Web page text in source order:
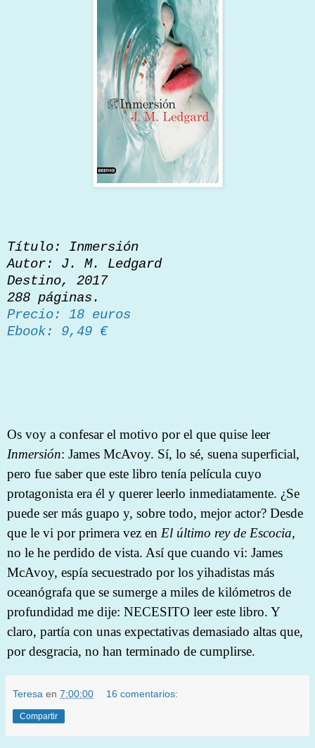
Título: Inmersión
Autor: J. M. Ledgard
Destino, 2017
288 páginas.
Precio: 18 euros
Ebook: 9,49 €
Os voy a confesar el motivo por el que quise leer
Inmersión: James McAvoy. Sí, lo sé, suena superficial,
pero fue saber que este libro tenía película cuyo
protagonista era él y querer leerlo inmediatamente. ¿Se
puede ser más guapo y, sobre todo, mejor actor? Desde
que le vi por primera vez en El último rey de Escocia,
no le he perdido de vista. Así que cuando vi: James
McAvoy, espía secuestrado por los yihadistas más
oceanógrafa que se sumerge a miles de kilómetros de
profundidad me dije: NECESITO leer este libro. Y
claro, partía con unas expectativas demasiado altas que,
por desgracia, no han terminado de cumplirse.
Teresa en 7:00:00 16 comentarios:
Compartir